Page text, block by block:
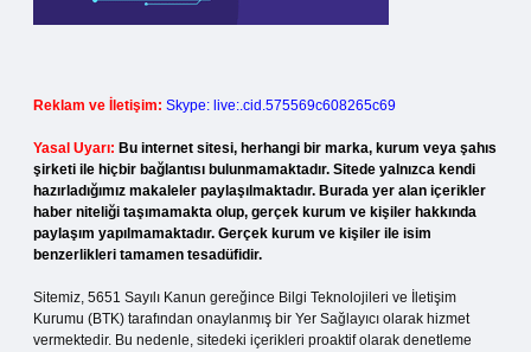
Reklam ve İletişim: Skype: live:.cid.575569c608265c69
Yasal Uyarı: Bu internet sitesi, herhangi bir marka, kurum veya şahıs
şirketi ile hiçbir bağlantısı bulunmamaktadır. Sitede yalnızca kendi
hazırladığımız makaleler paylaşılmaktadır. Burada yer alan içerikler
haber niteliği taşımamakta olup, gerçek kurum ve kişiler hakkında
paylaşım yapılmamaktadır. Gerçek kurum ve kişiler ile isim
benzerlikleri tamamen tesadüfidir.
Sitemiz, 5651 Sayılı Kanun gereğince Bilgi Teknolojileri ve İletişim
Kurumu (BTK) tarafından onaylanmış bir Yer Sağlayıcı olarak hizmet
vermektedir. Bu nedenle, sitedeki içerikleri proaktif olarak denetleme